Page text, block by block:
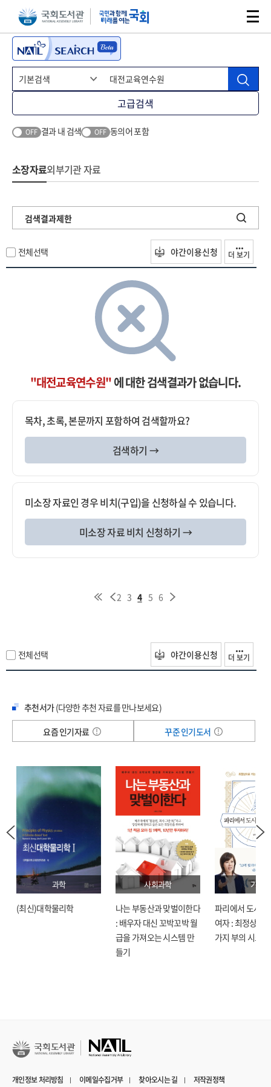
본문 바로가기주메뉴 바로가기
고급검색
OFF 결과 내 검색 OFF 동의어 포함
소장자료외부기관 자료
검색결과제한
전체선택 야간이용신청 더 보기
"대전교육연수원"에 대한 검색결과가 없습니다.
목차, 초록, 본문까지 포함하여 검색할까요?
검색하기 →
미소장 자료인 경우 비치(구입)을 신청하실 수 있습니다.
미소장 자료 비치 신청하기 →
2 3 4 5 6
전체선택 야간이용신청 더 보기
추천서가(다양한 추천 자료를 만나보세요)
요즘 인기자료
꾸준 인기도서
과학
(최신)대학물리학
사회과학
나는 부동산과 맞벌이한다
: 배우자 대신 꼬박꼬박 월
급을 가져오는 시스템 만
들기
기술
파리에서 도시락
여자 : 최정상으
가지 부의 시크릿
개인정보 처리방침 이메일수집거부 찾아오시는 길 저작권정책